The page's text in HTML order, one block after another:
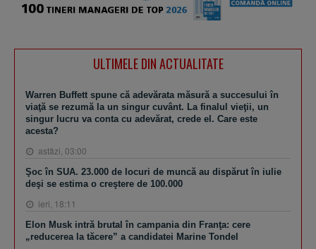
ULTIMELE DIN ACTUALITATE
Warren Buffett spune că adevărata măsură a succesului în
viaţă se rezumă la un singur cuvânt. La finalul vieţii, un
singur lucru va conta cu adevărat, crede el. Care este
acesta?
astăzi, 03:00
Şoc în SUA. 23.000 de locuri de muncă au dispărut în iulie
deşi se estima o creştere de 100.000
ieri, 18:11
Elon Musk intră brutal în campania din Franţa: cere
„reducerea la tăcere” a candidatei Marine Tondel